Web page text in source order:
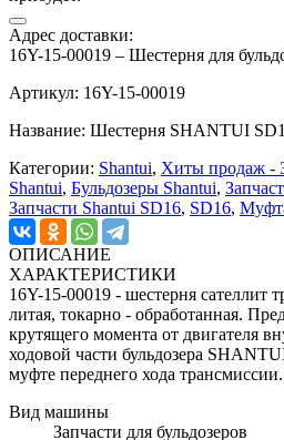
Адрес доставки:
16Y-15-00019 – Шестерня для
Артикул: 16Y-15-00019
Название: Шестерня SHANTUI
Категории: Shantui, Хиты продаж -
Shantui, Бульдозеры Shantui,
Запчасти Shantui SD16, SD16,
ОПИСАНИЕ
ХАРАКТЕРИСТИКИ
16Y-15-00019 - шестерня сателлит
литая, токарно - обработанная.
крутящего момента от двигателя
ходовой части бульдозера
муфте переднего хода трансмиссии.
Вид машины
Запчасти для бульдозеров